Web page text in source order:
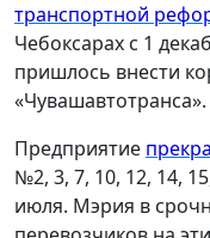
транспортной
Чебоксарах с 1
пришлось внести
«Чувашавтотранса».
Предприятие
№2, 3, 7, 10, 12, 14,
июля. Мэрия в